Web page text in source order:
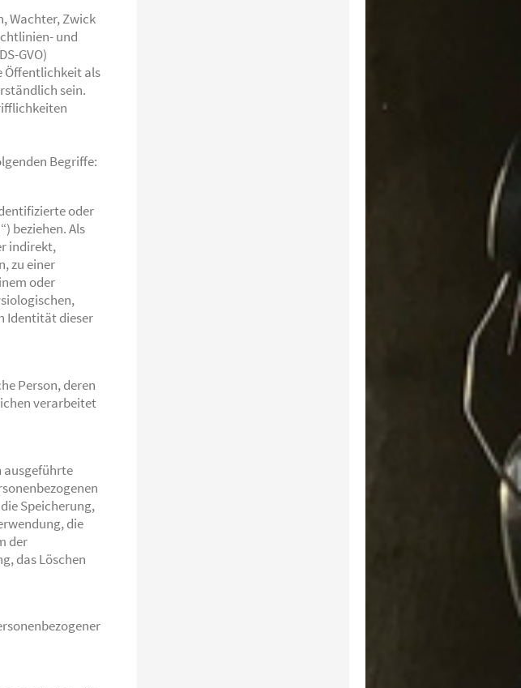
Wachter, Zwick
und
GVO)
Öffentlichkeit als
sein.
Begriffe:
oder
beziehen. Als
indirekt,
zu einer
oder
Identität dieser
Person, deren
verarbeitet
ausgeführte
Speicherung,
die
der
das Löschen